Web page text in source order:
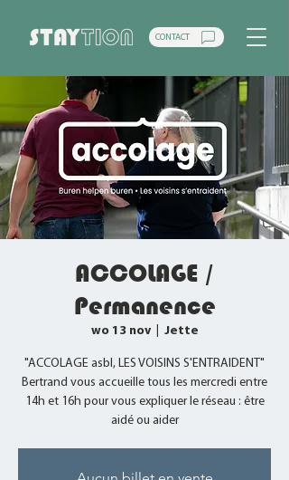
CONTACT
ACCOLAGE /
Permanence
wo 13 nov
  |
Jette
"ACCOLAGE asbl, LES VOISINS S'ENTRAIDENT"
Bertrand vous accueille tous les mercredi entre
14h et 16h pour vous expliquer le réseau : être
aidé ou aider